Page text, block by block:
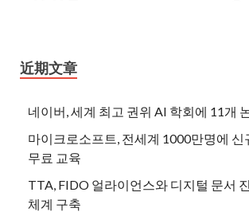
近期文章
네이버, 세계 최고 권위 AI 학회에 11개
마이크로소프트, 전세계 1000만명에 신
무료 교육
TTA, FIDO 얼라이언스와 디지털 문서
체계 구축